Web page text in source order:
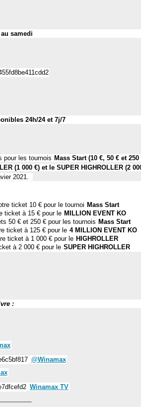
samedi
24h/24 et 7j/7
pour les tournois Mass Start (10 €, 50 € et 250
(1 000 €) et le SUPER HIGHROLLER (2
2021.
ticket 10 € pour le tournoi Mass Start
ticket à 15 € pour le MILLION EVENT KO
50 € et 250 € pour les tournois Mass Start
ticket à 125 € pour le 4 MILLION EVENT KO
ticket à 1 000 € pour le HIGHROLLER
à 2 000 € pour le SUPER HIGHROLLER
:
@Winamax
Winamax TV